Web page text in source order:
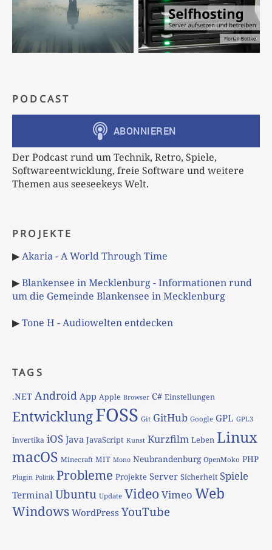
PODCAST
Der Podcast rund um Technik, Retro, Spiele,
Softwareentwicklung, freie Software und weitere
Themen aus seeseekeys Welt.
PROJEKTE
▶Akaria - A World Through Time
▶Blankensee in Mecklenburg - Informationen rund
um die Gemeinde Blankensee in Mecklenburg
▶Tone H - Audiowelten entdecken
TAGS
.NET Android App Apple Browser C# Einstellungen
EntwicklungFOSS Git GitHub Google GPL GPL3
Invertika iOS Java JavaScript Kunst Kurzfilm Leben Linux
macOS Minecraft MIT Mono Neubrandenburg OpenMoko PHP
Plugin Politik Probleme Projekte Server Sicherheit Spiele
TerminalUbuntu Update VideoVimeo Web
Windows WordPress YouTube